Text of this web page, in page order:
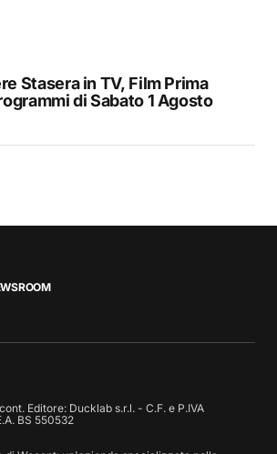
Stasera in TV, Film Prima
di Sabato 1 Agosto
Editore: Ducklab s.r.l. - C.F. e P.IVA
BS 550532